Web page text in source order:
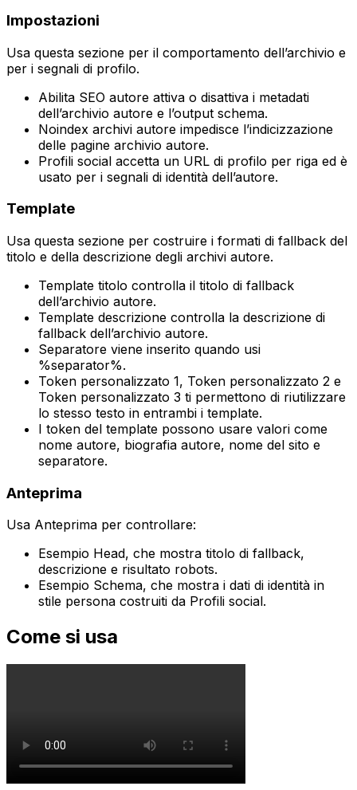
Impostazioni
Usa questa sezione per il comportamento dell’archivio e
per i segnali di profilo.
Abilita SEO autore attiva o disattiva i metadati
dell’archivio autore e l’output schema.
Noindex archivi autore impedisce l’indicizzazione
delle pagine archivio autore.
Profili social accetta un URL di profilo per riga ed è
usato per i segnali di identità dell’autore.
Template
Usa questa sezione per costruire i formati di fallback del
titolo e della descrizione degli archivi autore.
Template titolo controlla il titolo di fallback
dell’archivio autore.
Template descrizione controlla la descrizione di
fallback dell’archivio autore.
Separatore viene inserito quando usi
%separator%.
Token personalizzato 1, Token personalizzato 2 e
Token personalizzato 3 ti permettono di riutilizzare
lo stesso testo in entrambi i template.
I token del template possono usare valori come
nome autore, biografia autore, nome del sito e
separatore.
Anteprima
Usa Anteprima per controllare:
Esempio Head, che mostra titolo di fallback,
descrizione e risultato robots.
Esempio Schema, che mostra i dati di identità in
stile persona costruiti da Profili social.
Come si usa